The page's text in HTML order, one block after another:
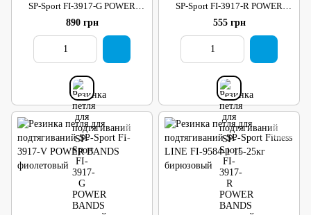
SP-Sport FI-3917-G POWER
BANDS зеленый
890 грн
SP-Sport FI-3917-R POWER
BANDS красный
555 грн